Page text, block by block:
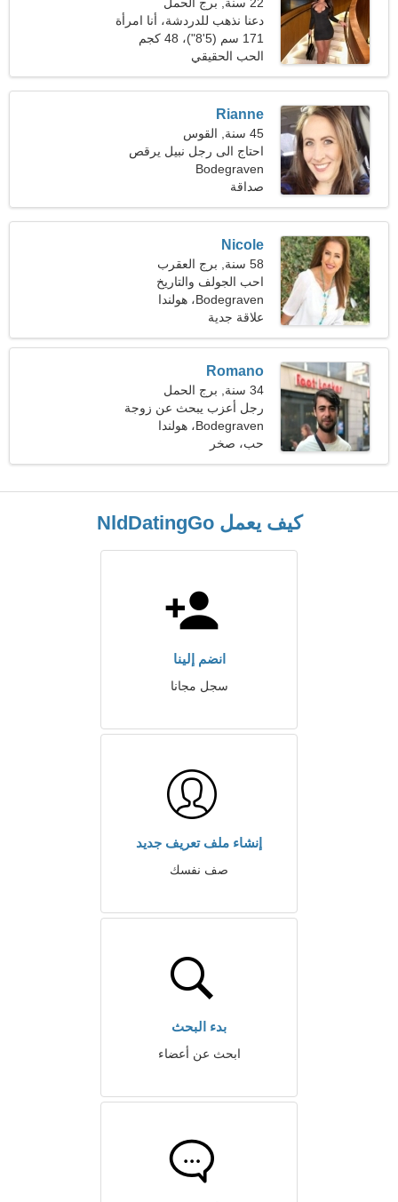
دعنا نذهب للدردشة، أنا امرأة
باهظة الثمن
171 سم (5'8")، 48 كجم
(105 رطل)
الحب الحقيقي
Rianne
45 سنة, القوس
احتاج الى رجل نبيل يرقص
معا
Bodegraven
صداقة
Nicole
58 سنة, برج العقرب
احب الجولف والتاريخ
Bodegraven، هولندا
علاقة جدية
Romano
34 سنة, برج الحمل
رجل أعزب يبحث عن زوجة
25-29
Bodegraven، هولندا
حب، صخر
كيف يعمل NldDatingGo
انضم إلينا
سجل مجانا
إنشاء ملف تعريف جديد
صف نفسك
بدء البحث
ابحث عن أعضاء